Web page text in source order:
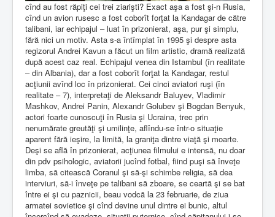
cînd au fost răpiţi cei trei ziarişti? Exact aşa a fost şi-n Rusia,
cînd un avion rusesc a fost coborît forţat la Kandagar de către
talibani, iar echipajul – luat în prizonierat, aşa, pur şi simplu,
fără nici un motiv. Asta s-a întîmplat în 1995 şi despre asta
regizorul Andrei Kavun a făcut un film artistic, dramă realizată
după acest caz real. Echipajul venea din Istambul (în realitate
– din Albania), dar a fost coborît forţat la Kandagar, restul
acţiunii avînd loc în prizonierat. Cei cinci aviatori ruşi (în
realitate – 7), interpretaţi de Aleksandr Baluyev, Vladimir
Mashkov, Andrei Panin, Alexandr Golubev şi Bogdan Benyuk,
actori foarte cunoscuţi în Rusia şi Ucraina, trec prin
nenumărate greutăţi şi umilinţe, aflîndu-se într-o situaţie
aparent fără ieşire, la limită, la graniţa dintre viaţă şi moarte.
Deşi se află în prizonierat, acţiunea filmului e intensă, nu doar
din pdv psihologic, aviatorii jucînd fotbal, fiind puşi să înveţe
limba, să citească Coranul şi să-şi schimbe religia, să dea
interviuri, să-i înveţe pe talibani să zboare, se ceartă şi se bat
între ei şi cu paznicii, beau vodcă la 23 februarie, de ziua
armatei sovietice şi cînd devine unul dintre ei bunic, altul